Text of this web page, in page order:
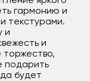
гармонию и
текстурами.
и
и
торжество,
подарить
будет